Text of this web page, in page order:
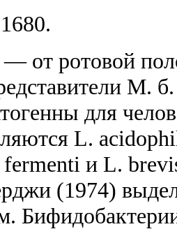
— от ротовой
М.
для
L.
и L.
(1974)